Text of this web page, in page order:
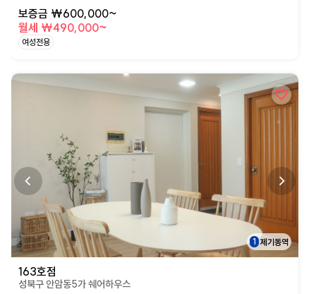
보증금 ₩600,000~
월세 ₩490,000~
여성전용
1 제기동역
163호점
성북구 안암동5가 쉐어하우스
상세페이지로 이동